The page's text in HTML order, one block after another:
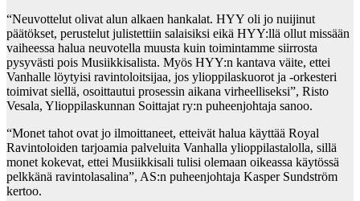
“Neuvottelut olivat alun alkaen hankalat. HYY oli jo nuijinut
päätökset, perustelut julistettiin salaisiksi eikä HYY:llä ollut missään
vaiheessa halua neuvotella muusta kuin toimintamme siirrosta
pysyvästi pois Musiikkisalista. Myös HYY:n kantava väite, ettei
Vanhalle löytyisi ravintoloitsijaa, jos ylioppilaskuorot ja -orkesteri
toimivat siellä, osoittautui prosessin aikana virheelliseksi”, Risto
Vesala, Ylioppilaskunnan Soittajat ry:n puheenjohtaja sanoo.
“Monet tahot ovat jo ilmoittaneet, etteivät halua käyttää Royal
Ravintoloiden tarjoamia palveluita Vanhalla ylioppilastalolla, sillä
monet kokevat, ettei Musiikkisali tulisi olemaan oikeassa käytössä
pelkkänä ravintolasalina”, AS:n puheenjohtaja Kasper Sundström
kertoo.